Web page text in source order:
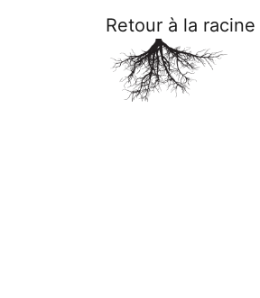
Retour à la racine